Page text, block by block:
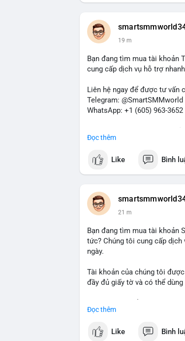
19 m
Bạn đang tìm mua tài khoản
cung cấp dịch vụ hỗ trợ
Liên hệ ngay để được tư vấn
Telegram: @SmartSMMworld
WhatsApp: +1 (605) 963-3652
kỹ trước khi quyết định.
#wise #transferwise
Đọc thêm
Like Bình
21 m
Bạn đang tìm mua tài khoản
tức? Chúng tôi cung cấp
ngày.
Tài khoản của chúng tôi
đầy đủ giấy tờ và có thể
Telegram: @SmartSMMworld
Đọc thêm
Like Bình